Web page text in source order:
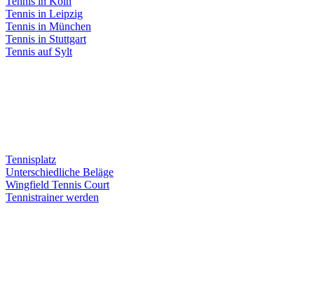
Tennis in Leipzig
Tennis in München
Tennis in Stuttgart
Tennis auf Sylt
Tennisplatz
Unterschiedliche Beläge
Wingfield Tennis Court
Tennistrainer werden